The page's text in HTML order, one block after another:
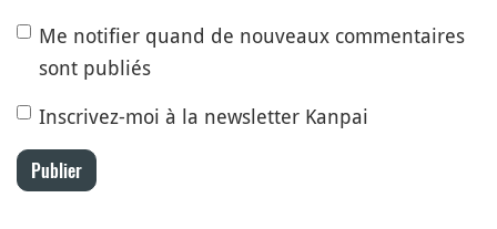
Me notifier quand de nouveaux commentaires
sont publiés
Inscrivez-moi à la newsletter Kanpai
Publier